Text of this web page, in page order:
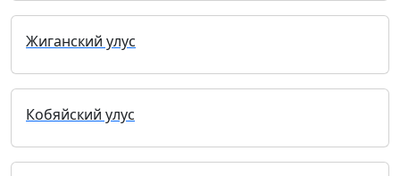
Жиганский улус
Кобяйский улус